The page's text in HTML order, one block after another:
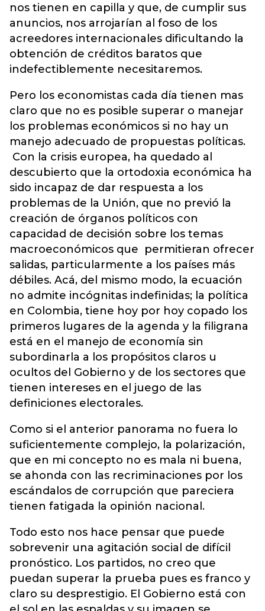
nos tienen en capilla y que, de cumplir sus
anuncios, nos arrojarían al foso de los
acreedores internacionales dificultando la
obtención de créditos baratos que
indefectiblemente necesitaremos.
Pero los economistas cada día tienen mas
claro que no es posible superar o manejar
los problemas económicos si no hay un
manejo adecuado de propuestas políticas.
Con la crisis europea, ha quedado al
descubierto que la ortodoxia económica ha
sido incapaz de dar respuesta a los
problemas de la Unión, que no previó la
creación de órganos políticos con
capacidad de decisión sobre los temas
macroeconómicos que permitieran ofrecer
salidas, particularmente a los países más
débiles. Acá, del mismo modo, la ecuación
no admite incógnitas indefinidas; la política
en Colombia, tiene hoy por hoy copado los
primeros lugares de la agenda y la filigrana
está en el manejo de economía sin
subordinarla a los propósitos claros u
ocultos del Gobierno y de los sectores que
tienen intereses en el juego de las
definiciones electorales.
Como si el anterior panorama no fuera lo
suficientemente complejo, la polarización,
que en mi concepto no es mala ni buena,
se ahonda con las recriminaciones por los
escándalos de corrupción que pareciera
tienen fatigada la opinión nacional.
Todo esto nos hace pensar que puede
sobrevenir una agitación social de difícil
pronóstico. Los partidos, no creo que
puedan superar la prueba pues es franco y
claro su desprestigio. El Gobierno está con